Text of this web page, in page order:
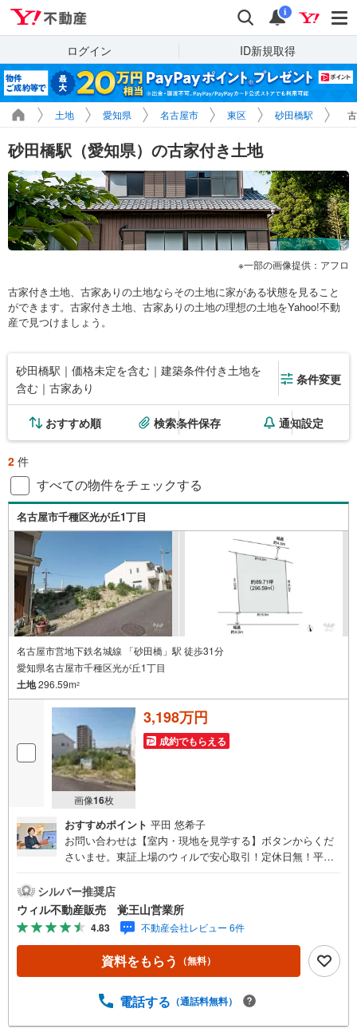
検索 通知
i
ログイン ID新規取得
土地 愛知県 名古屋市 東区 砂田橋駅
砂田橋駅（愛知県）の古家付き土地
一部の画像提供：アフロ
古家付き土地、古家ありの土地ならその土地に家がある状態を見ること
ができます。古家付き土地、古家ありの土地の理想の土地をYahoo!不動
産で見つけましょう。
砂田橋駅｜価格未定を含む｜建築条件付き土地を
含む｜古家あり
条件変更
おすすめ順 検索条件保存 通知設定
2 件
すべての物件をチェックする
名古屋市千種区光が丘1丁目
名古屋市営地下鉄名城線 「砂田橋」駅 徒歩31分
愛知県名古屋市千種区光が丘1丁目
土地296.59m2
画像16枚
3,198万円
成約でもらえる
おすすめポイント 平田 悠希子
お問い合わせは【室内・現地を見学する】ボタンからくだ
さいませ。東証上場のウィルで安心取引！定休日無！平日
当する専門部署が、あなたの住宅ローンをお手伝い！リフ
ォーム・リノベも併せて相談可能！お子様連れのご家族も
落ち着いてお話ができるよう、キッズスペースを設置して
います。【営業時間 10:00-19:00】（年中無休）上記時間は
お電話が繋がりやすくなっております。ぜひお気軽にご連
絡下さい！約89坪の建築条件なしの土地！→お好きな会社
土地です！小学校徒歩8分！解体更地渡し！
シルバー推奨店
ウィル不動産販売 覚王山営業所
4.83 不動産会社レビュー 6件
資料をもらう （無料）
電話する （通話料無料）